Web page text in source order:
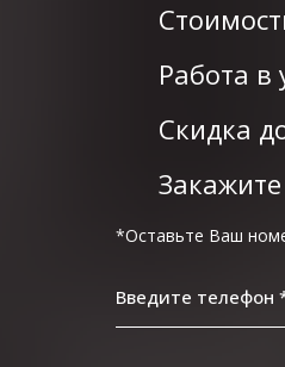
Работа
Скидка
*Оставьте Ваш
Введите телефон